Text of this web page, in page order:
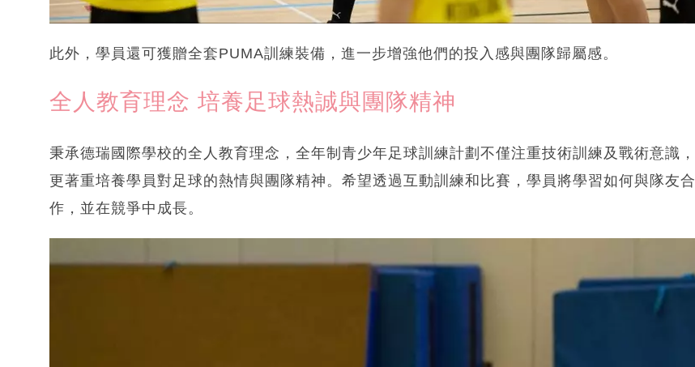
此外，學員還可獲贈全套PUMA訓練裝備，進一步增強他們的投入感與團隊歸屬感。
全人教育理念 培養足球熱誠與團隊精神
秉承德瑞國際學校的全人教育理念，全年制青少年足球訓練計劃不僅注重技術訓練及戰術意識，
更著重培養學員對足球的熱情與團隊精神。希望透過互動訓練和比賽，學員將學習如何與隊友合
作，並在競爭中成長。